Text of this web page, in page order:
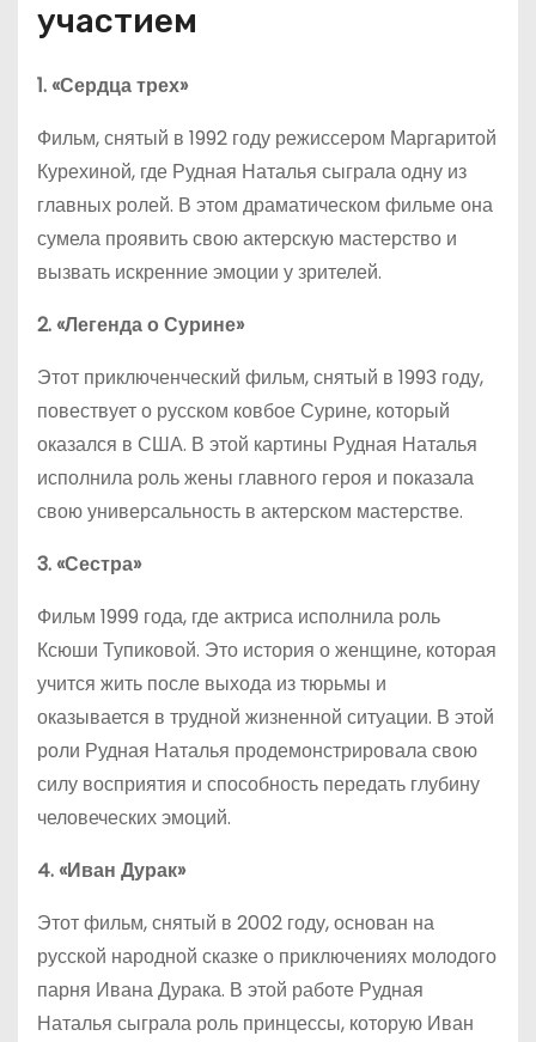
участием
1. «Сердца трех»
Фильм, снятый в 1992 году режиссером Маргаритой
Курехиной, где Рудная Наталья сыграла одну из
главных ролей. В этом драматическом фильме она
сумела проявить свою актерскую мастерство и
вызвать искренние эмоции у зрителей.
2. «Легенда о Сурине»
Этот приключенческий фильм, снятый в 1993 году,
повествует о русском ковбое Сурине, который
оказался в США. В этой картины Рудная Наталья
исполнила роль жены главного героя и показала
свою универсальность в актерском мастерстве.
3. «Сестра»
Фильм 1999 года, где актриса исполнила роль
Ксюши Тупиковой. Это история о женщине, которая
учится жить после выхода из тюрьмы и
оказывается в трудной жизненной ситуации. В этой
роли Рудная Наталья продемонстрировала свою
силу восприятия и способность передать глубину
человеческих эмоций.
4. «Иван Дурак»
Этот фильм, снятый в 2002 году, основан на
русской народной сказке о приключениях молодого
парня Ивана Дурака. В этой работе Рудная
Наталья сыграла роль принцессы, которую Иван